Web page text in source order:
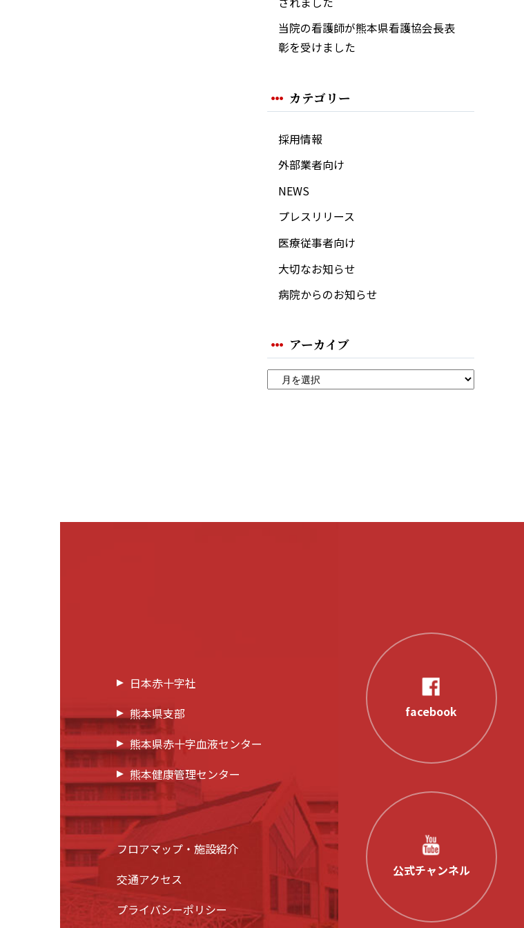
当院の看護師が熊本県看護協会長表
彰を受けました
カテゴリー
採用情報
外部業者向け
NEWS
プレスリリース
医療従事者向け
大切なお知らせ
病院からのお知らせ
アーカイブ
日本赤十字社
熊本県支部
熊本県赤十字血液センター
熊本健康管理センター
フロアマップ・施設紹介
交通アクセス
プライバシーポリシー
facebook
公式チャンネル